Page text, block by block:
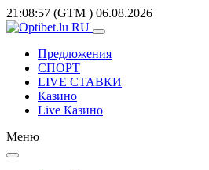
21:08:57 (GTM ) 06.08.2026
Предложения
СПОРТ
LIVE СТАВКИ
Казино
Live Казино
Меню